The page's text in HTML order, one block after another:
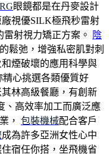
眼鏡都是在丹麥設計
廠視優SILK極飛秒雷射
雷射視力矯正方案。
陰
鬆弛，增強私密肌對刺
煙破壞的應用科學與
心挑選各類優質好
林高級餐廳，有創新
、高效率加工而廣泛應
， 包裝機械配合客戶
成為許多亞洲女性心中
宿任你搭，坐飛機省